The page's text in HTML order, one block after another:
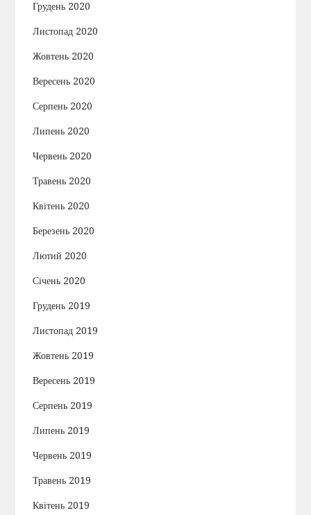
Грудень 2020
Листопад 2020
Жовтень 2020
Вересень 2020
Серпень 2020
Липень 2020
Червень 2020
Травень 2020
Квітень 2020
Березень 2020
Лютий 2020
Січень 2020
Грудень 2019
Листопад 2019
Жовтень 2019
Вересень 2019
Серпень 2019
Липень 2019
Червень 2019
Травень 2019
Квітень 2019